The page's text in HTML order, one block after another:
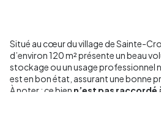
Situé au cœur du village de Sainte-
d’environ 120 m² présente un beau
stockage ou un usage professionnel
est en bon état, assurant une bonne
À noter : ce bien n’est pas raccordé